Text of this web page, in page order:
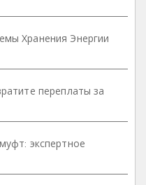
Хранения Энергии
переплаты за
экспертное